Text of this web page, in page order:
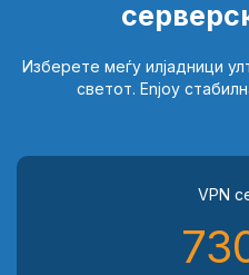
Изберете меѓу илјадници
светот. Enjoy
VPN